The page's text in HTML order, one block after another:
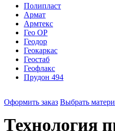
Полипласт
Армат
Армтекс
Гео ОР
Геодор
Геокаркас
Геостаб
Геофлакс
Прудон 494
Оформить заказ Выбрать
Технология